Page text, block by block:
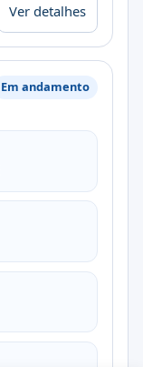
Ver detalhes
Em andamento